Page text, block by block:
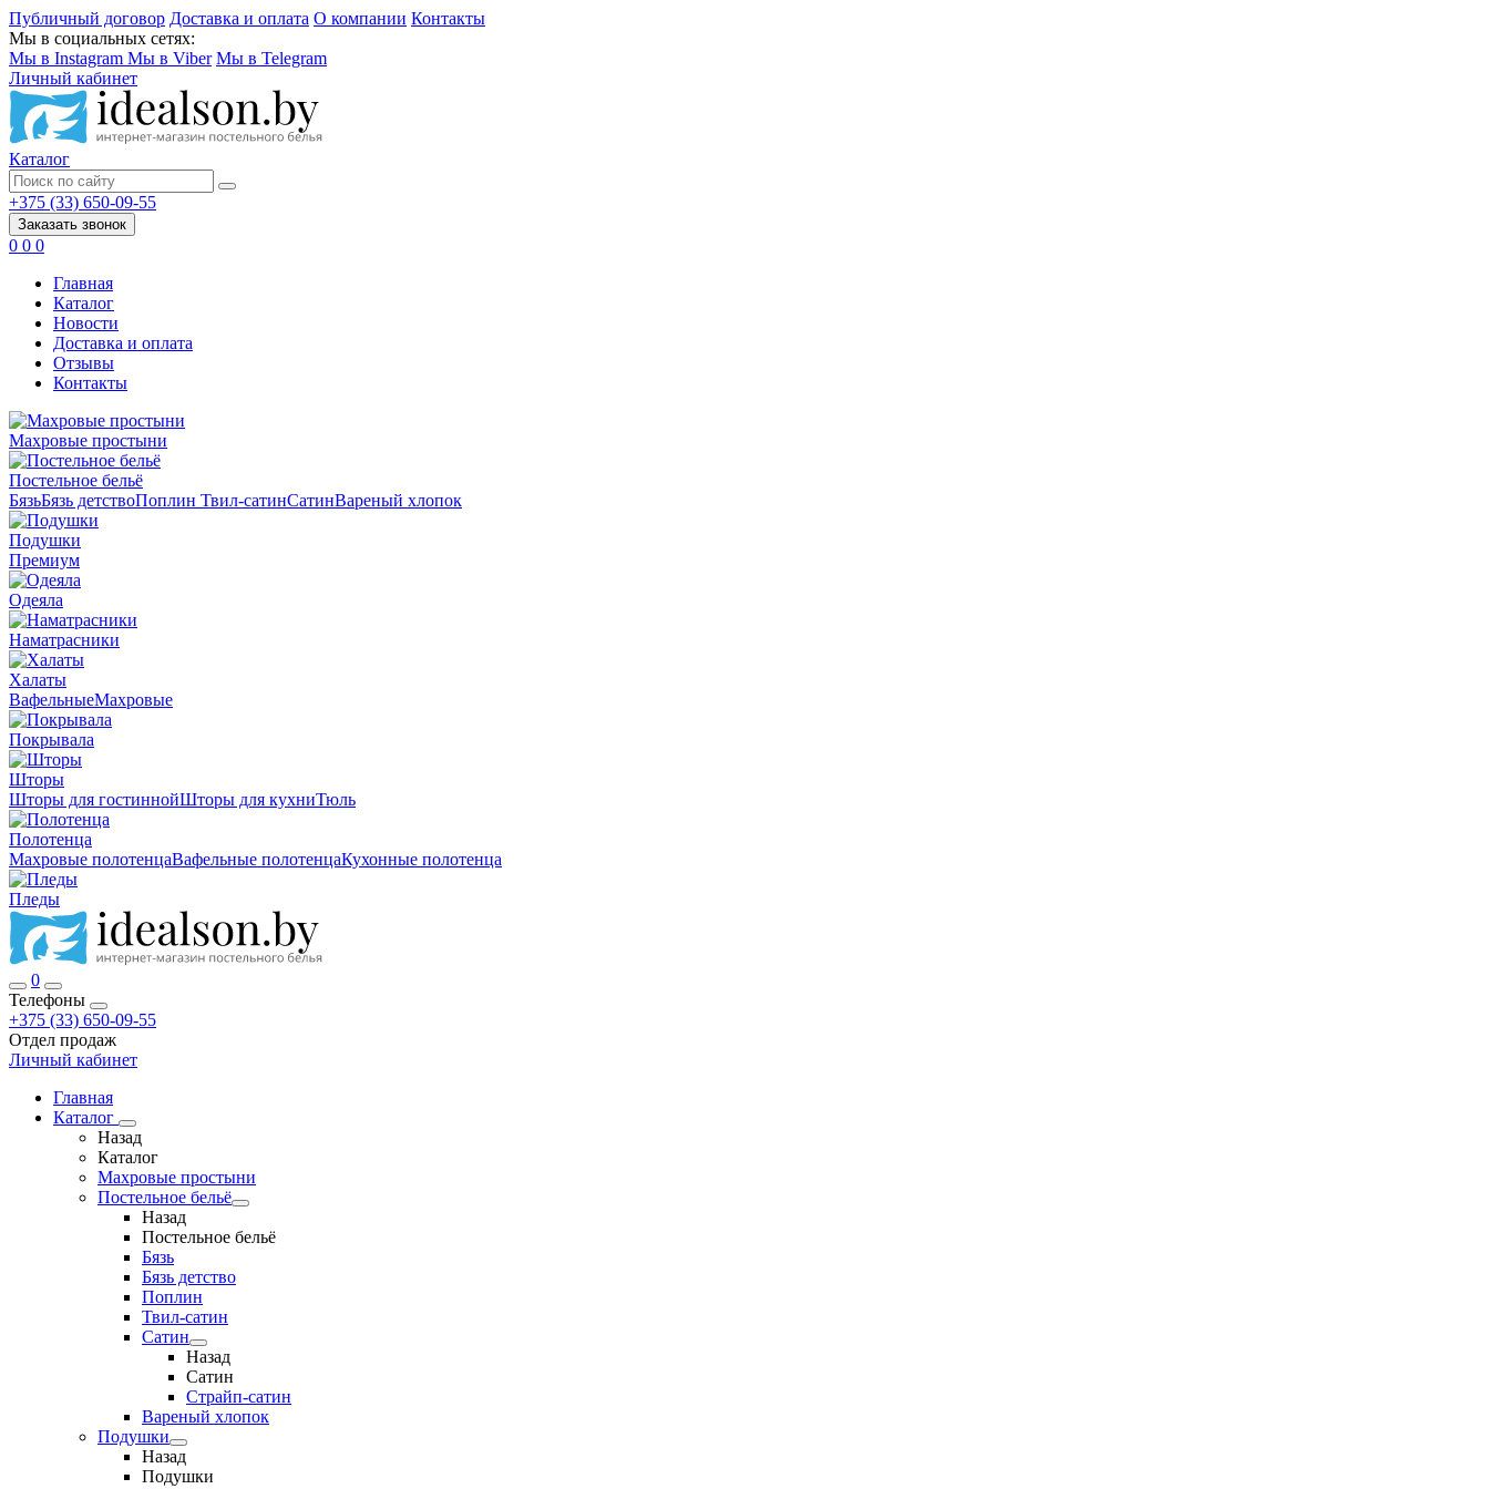
Публичный договор Доставка и оплата О компании Контакты
Мы в социальных сетях:
Мы в Instagram Мы в Viber Мы в Telegram
Личный кабинет
Каталог
+375 (33) 650-09-55
Заказать звонок
0 0 0
Главная
Каталог
Новости
Доставка и оплата
Отзывы
Контакты
Махровые простыни
Постельное бельё
БязьБязь детствоПоплин Твил-сатинСатинВареный хлопок
Подушки
Премиум
Одеяла
Наматрасники
Халаты
ВафельныеМахровые
Покрывала
Шторы
Шторы для гостиннойШторы для кухниТюль
Полотенца
Махровые полотенцаВафельные полотенцаКухонные полотенца
Пледы
0
Телефоны
+375 (33) 650-09-55
Отдел продаж
Личный кабинет
Главная
Каталог
Назад
Каталог
Махровые простыни
Постельное бельё
Назад
Постельное бельё
Бязь
Бязь детство
Поплин
Твил-сатин
Сатин
Назад
Сатин
Страйп-сатин
Вареный хлопок
Подушки
Назад
Подушки